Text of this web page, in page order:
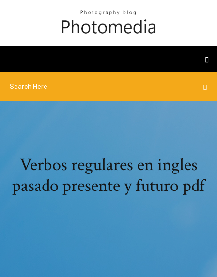
Verbos regulares en ingles
pasado presente y futuro pdf